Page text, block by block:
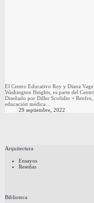
El Centro Educativo Roy y Diana
Washington Heights, es parte del
Diseñado por Diller Scofidio + Renfro,
educación médica…
29 septiembre, 2022
Arquitectura
Ensayos
Reseñas
Biblioteca